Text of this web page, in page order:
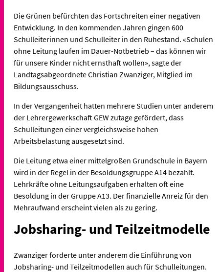
Die Grünen befürchten das Fortschreiten einer negativen
Entwicklung. In den kommenden Jahren gingen 600
Schulleiterinnen und Schulleiter in den Ruhestand. «Schulen
ohne Leitung laufen im Dauer-Notbetrieb – das können wir
für unsere Kinder nicht ernsthaft wollen», sagte der
Landtagsabgeordnete Christian Zwanziger, Mitglied im
Bildungsausschuss.
In der Vergangenheit hatten mehrere Studien unter anderem
der Lehrergewerkschaft GEW zutage gefördert, dass
Schulleitungen einer vergleichsweise hohen
Arbeitsbelastung ausgesetzt sind.
Die Leitung etwa einer mittelgroßen Grundschule in Bayern
wird in der Regel in der Besoldungsgruppe A14 bezahlt.
Lehrkräfte ohne Leitungsaufgaben erhalten oft eine
Besoldung in der Gruppe A13. Der finanzielle Anreiz für den
Mehraufwand erscheint vielen als zu gering.
Jobsharing- und Teilzeitmodelle
Zwanziger forderte unter anderem die Einführung von
Jobsharing- und Teilzeitmodellen auch für Schulleitungen.